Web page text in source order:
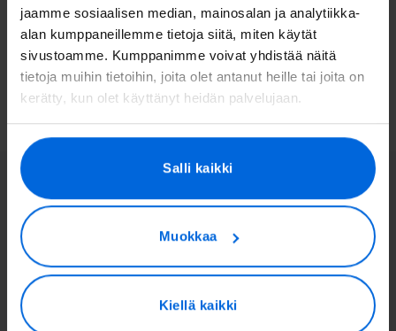
jaamme sosiaalisen median, mainosalan ja analytiikka-
alan kumppaneillemme tietoja siitä, miten käytät
sivustoamme. Kumppanimme voivat yhdistää näitä
tietoja muihin tietoihin, joita olet antanut heille tai joita on
kerätty, kun olet käyttänyt heidän palvelujaan.
Salli kaikki
Muokkaa
Kiellä kaikki
Laskutus
Valokuidun rakentamisen vaiheet
Tätä asiakkaamme meistä
sanovat
Yhteyden muodostaminen oli